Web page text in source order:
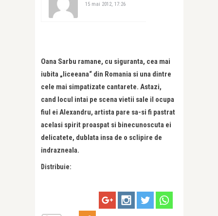
15 mai 2012, 17:26
Oana Sarbu ramane, cu siguranta, cea mai
iubita „liceeana“ din Romania si una dintre
cele mai simpatizate cantarete. Astazi,
cand locul intai pe scena vietii sale il ocupa
fiul ei Alexandru, artista pare sa-si fi pastrat
acelasi spirit proaspat si binecunoscuta ei
delicatete, dublata insa de o sclipire de
indrazneala.
Distribuie: